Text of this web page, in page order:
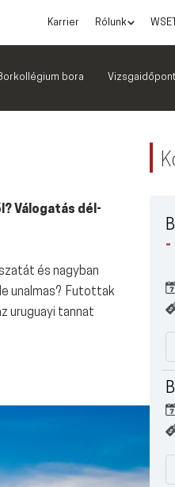
Karrier Rólunk
bora
Válogatás dél-
és nagyban
unalmas? Futottak
uruguayi tannat
-